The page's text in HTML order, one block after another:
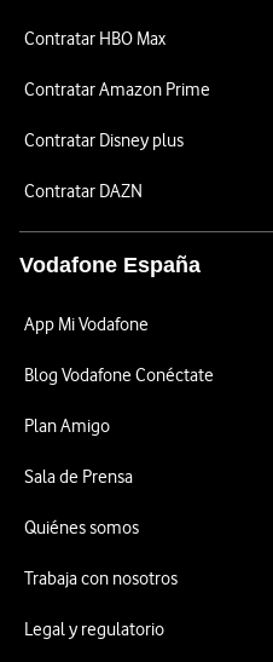
Contratar HBO Max
Contratar Amazon Prime
Contratar Disney plus
Contratar DAZN
Vodafone España
App Mi Vodafone
Blog Vodafone Conéctate
Plan Amigo
Sala de Prensa
Quiénes somos
Trabaja con nosotros
Legal y regulatorio